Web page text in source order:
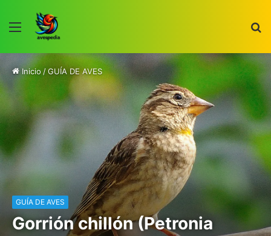
Menú
Inicio /GUÍA DE AVES
GUÍA DE AVES
Gorrión chillón (Petronia